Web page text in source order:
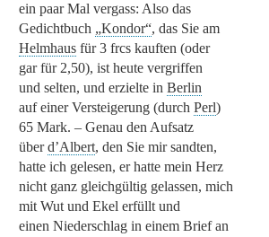
ein paar Mal vergass: Also das
Gedichtbuch „Kondor“, das Sie am
Helmhaus für 3 frcs kauften (oder
gar für 2,50), ist heute vergriffen
und selten, und erzielte in Berlin
auf einer Versteigerung (durch Perl)
65 Mark. – Genau den Aufsatz
überd’Albert, den Sie mir sandten,
hatte ich gelesen, er hatte mein Herz
nicht ganz gleichgültig gelassen, mich
mit Wut und Ekel erfüllt und
einen Niederschlag in einem Brief an